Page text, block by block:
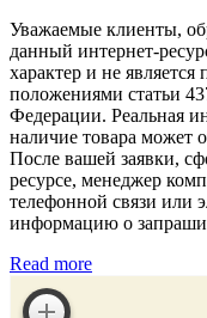
Уважаемые клиенты,
данный интернет-
характер и не
положениями статьи
Федерации. Реальная
наличие товара может
После вашей заявки,
ресурсе, менеджер
телефонной связи или
информацию о
Read more